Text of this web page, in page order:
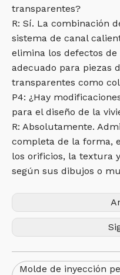
transparentes?
R: Sí. La combinación
sistema de canal
elimina los defectos
adecuado para piezas
transparentes como
P4: ¿Hay
para el diseño de la
R: Absolutamente.
completa de la forma,
los orificios, la textura
según sus dibujos o
Molde de inyección